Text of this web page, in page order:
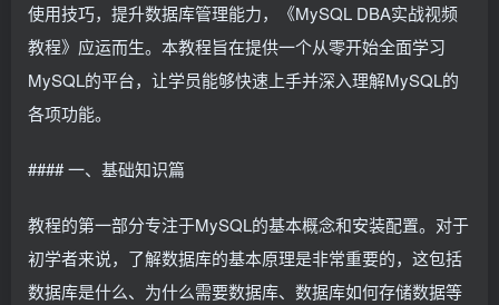
使用技巧，提升数据库管理能力，《MySQL DBA实战视频
教程》应运而生。本教程旨在提供一个从零开始全面学习
MySQL的平台，让学员能够快速上手并深入理解MySQL的
各项功能。
#### 一、基础知识篇
教程的第一部分专注于MySQL的基本概念和安装配置。对于
初学者来说，了解数据库的基本原理是非常重要的，这包括
数据库是什么、为什么需要数据库、数据库如何存储数据等